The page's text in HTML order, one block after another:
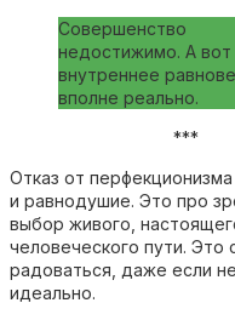
Совершенство
недостижимо. А вот
внутреннее
вполне реально.
***
Отказ от
и равнодушие. Это про
выбор живого,
человеческого пути. Это
радоваться, даже если
идеально.